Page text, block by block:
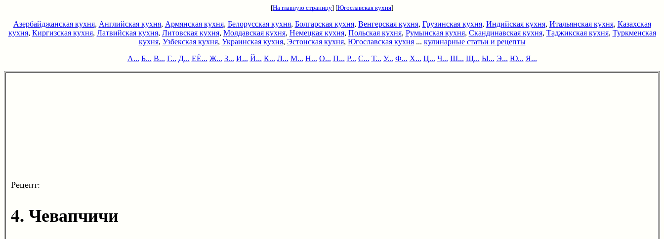
[На главную страницу] [Югославская кухня]
Азербайджанская кухня, Английская кухня, Армянская кухня, Белорусская кухня, Болгарская кухня, Венгерская кухня, Грузинская кухня, Индийская кухня, Итальянская кухня, Казахская
кухня, Киргизская кухня, Латвийская кухня, Литовская кухня, Молдавская кухня, Немецкая кухня, Польская кухня, Румынская кухня, Скандинавская кухня, Таджикская кухня, Туркменская
кухня, Узбекская кухня, Украинская кухня, Эстонская кухня, Югославская кухня... кулинарные статьи и рецепты
А... Б... В... Г... Д... ЕЁ... Ж... З... И... Й... К... Л... М... Н... О... П... Р... С... Т... У... Ф... Х... Ц... Ч... Ш... Щ... Ы... Э... Ю... Я...
Рецепт:
4. Чевапчичи